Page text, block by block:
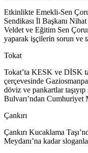
Etkinlikte Emekli-Sen
Sendikası İl Başkanı
Veldet ve Eğitim Sen
yaparak işçilerin sorun ve
Tokat
Tokat’ta KESK ve DİSK
çerçevesinde
döviz ve pankartlar
Bulvarı’ndan Cumhuriyet
Çankırı
Çankırı Kucaklama
Meydanı’na kadar